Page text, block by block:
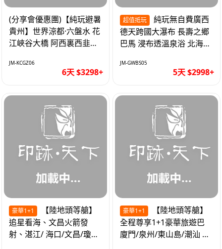
(分享會優惠團)【純玩避暑
貴州】世界涼都·六盤水 花
江峽谷大橋 阿西裏西韭菜
JM-KCGZ06
6天 $3298+
超值抵玩
德天跨國大瀑布 長壽之鄉
巴馬 浸布透溫泉浴 北海銀
JM-GWBS05
5天 $2998+
豪華1+1
追星看海、文昌火箭發
射、湛江/ 海口/文昌/瓊海/
豪華1+1
全程尊享1+1豪華旅遊巴
廈門/泉州/東山島/潮汕 精